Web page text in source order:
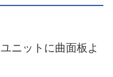
ニットに曲面板よ